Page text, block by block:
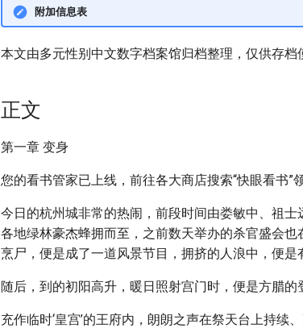
附加信息表
本文由多元性别中文数字档案馆归档整理，仅供存档
正文
第一章 变身
您的看书管家已上线，前往各大商店搜索“快眼看
今日的杭州城非常的热闹，前段时间由娄敏中、祖
各地绿林豪杰蜂拥而至，之前数天举办的杀官盛会
烹尸，便是成了一道风景节目，拥挤的人浪中，便是
随后，到的初阳高升，暖日照射宫门时，便是方腊的
充作临时‘皇宫’的王府内，朗朗之声在祭天台上持续、